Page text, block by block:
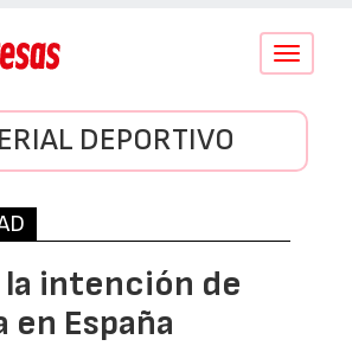
Conmutar
DEPORTIVO
intención de
en España